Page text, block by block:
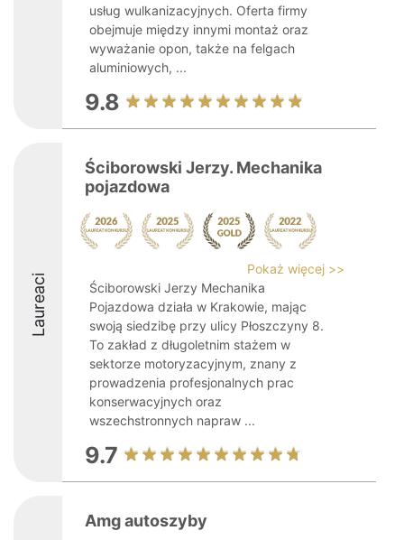
usług wulkanizacyjnych. Oferta firmy
obejmuje między innymi montaż oraz
wyważanie opon, także na felgach
aluminiowych, ...
9.8
Laureaci
Ściborowski Jerzy. Mechanika
pojazdowa
Pokaż więcej >>
Ściborowski Jerzy Mechanika
Pojazdowa działa w Krakowie, mając
swoją siedzibę przy ulicy Płoszczyny 8.
To zakład z długoletnim stażem w
sektorze motoryzacyjnym, znany z
prowadzenia profesjonalnych prac
konserwacyjnych oraz
wszechstronnych napraw ...
9.7
Amg autoszyby